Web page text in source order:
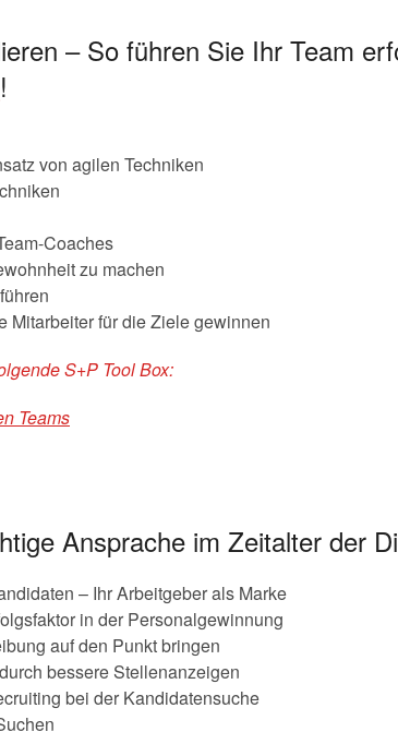
– So führen Sie Ihr Team
!
von agilen Techniken
Coaches
zu machen
Mitarbeiter für die Ziele gewinnen
S+P Tool Box:
Teams
Ansprache im Zeitalter der
– Ihr Arbeitgeber als Marke
in der Personalgewinnung
auf den Punkt bringen
bessere Stellenanzeigen
bei der Kandidatensuche